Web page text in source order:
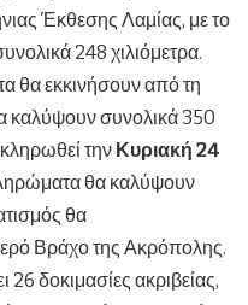
Έκθεσης Λαμίας, με το
248 χιλιόμετρα.
θα εκκινήσουν από τη
καλύψουν συνολικά 350
την Κυριακή 24
θα καλύψουν
θα
Βράχο της Ακρόπολης.
δοκιμασίες ακριβείας,